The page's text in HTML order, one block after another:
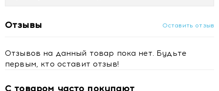
Отзывы Оставить отзыв
Отзывов на данный товар пока нет. Будьте
первым, кто оставит отзыв!
С товаром часто покупают